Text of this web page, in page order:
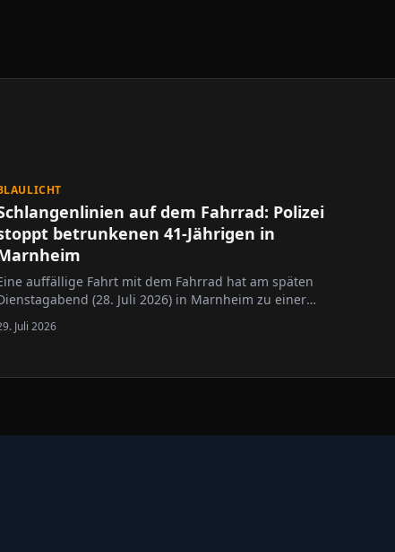
auf dem Fahrrad: Polizei
betrunkenen 41-Jährigen in
auffällige Fahrt mit dem Fahrrad hat am späten
(28. Juli 2026) in Marnheim zu einer
Polizeikontrolle geführt. Ein 41-jähriger Radfahrer war
23.10 Uhr einer Streife der Polizeiinspektion
Juli 2026